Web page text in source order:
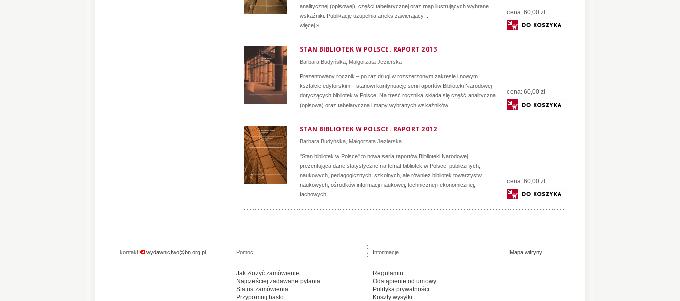
analitycznej (opisowej), części tabelarycznej oraz map ilustrujących wybrane
wskaźniki. Publikację uzupełnia aneks zawierający...
więcej »
cena: 60,00 zł
STAN BIBLIOTEK W POLSCE. RAPORT 2013
Barbara Budyńska Małgorzata Jezierska
Prezentowany rocznik – po raz drugi w rozszerzonym zakresie i nowym
kształcie edytorskim – stanowi kontynuację serii raportów Biblioteki Narodowej
dotyczących bibliotek w Polsce. Na treść rocznika składa się część analityczna
(opisowa) oraz tabelaryczna i mapy wybranych wskaźników....
cena: 60,00 zł
STAN BIBLIOTEK W POLSCE. RAPORT 2012
Barbara Budyńska Małgorzata Jezierska
"Stan bibliotek w Polsce" to nowa seria raportów Biblioteki Narodowej,
prezentująca dane statystyczne na temat bibliotek w Polsce: publicznych,
naukowych, pedagogicznych, szkolnych, ale równiez bibliotek towarzystw
naukowych, ośrodków informacji naukowej, technicznej i ekonomicznej,
fachowych...
cena: 60,00 zł
kontakt wydawnictwo@bn.org.pl Pomoc Informacje Mapa witryny
Jak złożyć zamówienie
Najcześciej zadawane pytania
Status zamówienia
Przypomnij hasło
Regulamin
Odstąpienie od umowy
Polityka prywatności
Koszty wysyłki